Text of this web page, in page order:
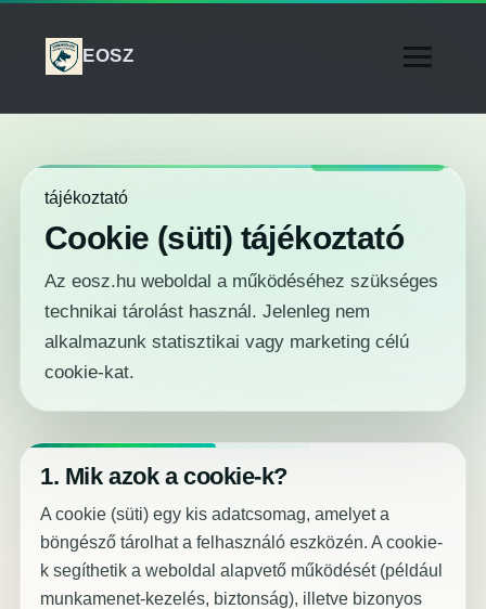
EOSZ
tájékoztató
Cookie (süti) tájékoztató
Az eosz.hu weboldal a működéséhez szükséges
technikai tárolást használ. Jelenleg nem
alkalmazunk statisztikai vagy marketing célú
cookie-kat.
1. Mik azok a cookie-k?
A cookie (süti) egy kis adatcsomag, amelyet a
böngésző tárolhat a felhasználó eszközén. A cookie-
k segíthetik a weboldal alapvető működését (például
munkamenet-kezelés, biztonság), illetve bizonyos